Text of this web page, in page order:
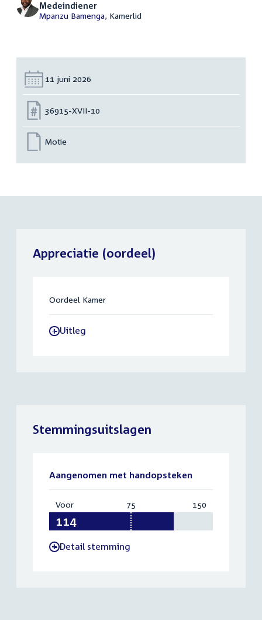
Medeindiener
Mpanzu Bamenga, Kamerlid
Datum:
11 juni 2026
Nummer:
36915-XVII-10
Motie
Appreciatie (oordeel)
Oordeel Kamer
-Uitleg
Stemmingsuitslagen
Aangenomen met handopsteken
Voor:
114
75 150
-Detail stemming